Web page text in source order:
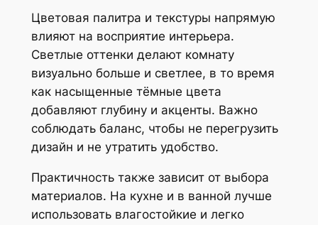
Цветовая палитра и текстуры напрямую
влияют на восприятие интерьера.
Светлые оттенки делают комнату
визуально больше и светлее, в то время
как насыщенные тёмные цвета
добавляют глубину и акценты. Важно
соблюдать баланс, чтобы не перегрузить
дизайн и не утратить удобство.
Практичность также зависит от выбора
материалов. На кухне и в ванной лучше
использовать влагостойкие и легко